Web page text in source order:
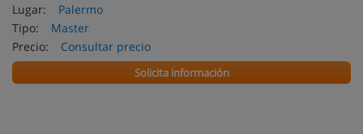
Lugar:
Palermo
Tipo:
Master
Precio:
Consultar precio
Solicita información